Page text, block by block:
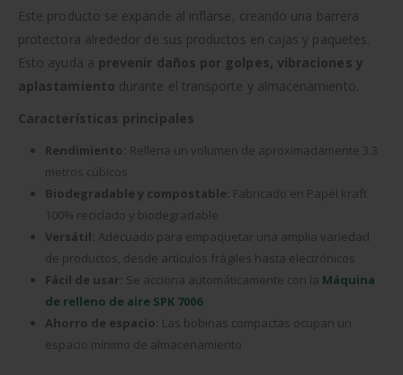
Este producto se expande al inflarse, creando una barrera
protectora alrededor de sus productos en cajas y paquetes.
Esto ayuda a prevenir daños por golpes, vibraciones y
aplastamiento durante el transporte y almacenamiento.
Características principales
Rendimiento: Rellena un volumen de aproximadamente 3.3
metros cúbicos
Biodegradable y compostable: Fabricado en Papel kraft
100% reciclado y biodegradable
Versátil: Adecuado para empaquetar una amplia variedad
de productos, desde artículos frágiles hasta electrónicos
Fácil de usar: Se acciona automáticamente con la Máquina
de relleno de aire SPK 7006
Ahorro de espacio: Las bobinas compactas ocupan un
espacio mínimo de almacenamiento